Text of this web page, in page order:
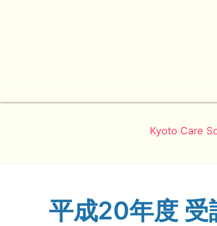
Kyoto Care
平成20年度 受